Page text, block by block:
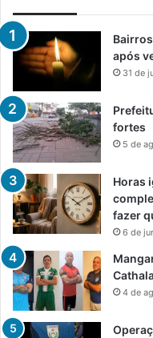
após
31 de
fortes
5 de
Horas
fazer
6 de
4 de